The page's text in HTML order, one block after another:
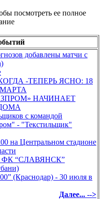
посмотреть ее полное
добавлены матчи с
-ТЕПЕРЬ ЯСНО: 18
НАЧИНАЕТ
с командой
- "Текстильщик"
на Центральном стадионе
ФК “СЛАВЯНСК”
(Краснодар) - 30 июля в
Далее... -->